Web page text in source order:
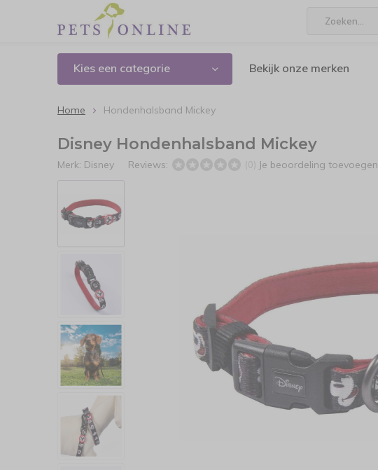
Kies een categorie Bekijk onze merken
Home Hondenhalsband Mickey
Disney Hondenhalsband Mickey
Merk: Disney Reviews: (0) Je beoordeling toevoegen